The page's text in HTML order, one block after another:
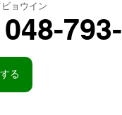
ョウイン
048-
る